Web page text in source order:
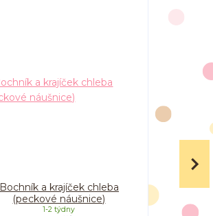
Bochník a krajíček chleba
(peckové náušnice)
1-2 týdny
Bochník